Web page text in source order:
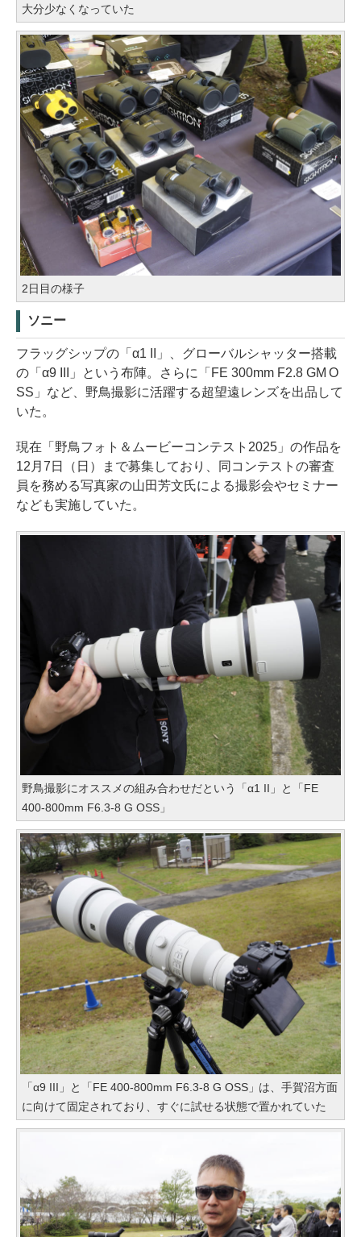
大分少なくなっていた
2日目の様子
ソニー
フラッグシップの「α1 II」、グローバルシャッター搭載
の「α9 III」という布陣。さらに「FE 300mm F2.8 GM O
SS」など、野鳥撮影に活躍する超望遠レンズを出品して
いた。
現在「野鳥フォト＆ムービーコンテスト2025」の作品を
12月7日（日）まで募集しており、同コンテストの審査
員を務める写真家の山田芳文氏による撮影会やセミナー
なども実施していた。
野鳥撮影にオススメの組み合わせだという「α1 II」と「FE
400-800mm F6.3-8 G OSS」
「α9 III」と「FE 400-800mm F6.3-8 G OSS」は、手賀沼方面
に向けて固定されており、すぐに試せる状態で置かれていた